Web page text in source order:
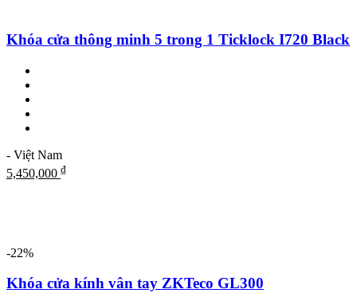
Khóa cửa thông minh 5 trong 1 Ticklock I720 Black
- Việt Nam
5,450,000 ₫
-22%
Khóa cửa kính vân tay ZKTeco GL300